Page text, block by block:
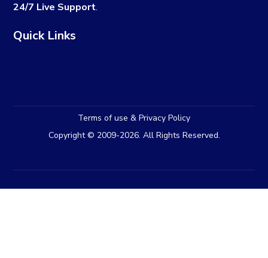
24/7 Live Support.
Quick Links
Terms of use & Privacy Policy
Copyright © 2009-2026. All Rights Reserved.